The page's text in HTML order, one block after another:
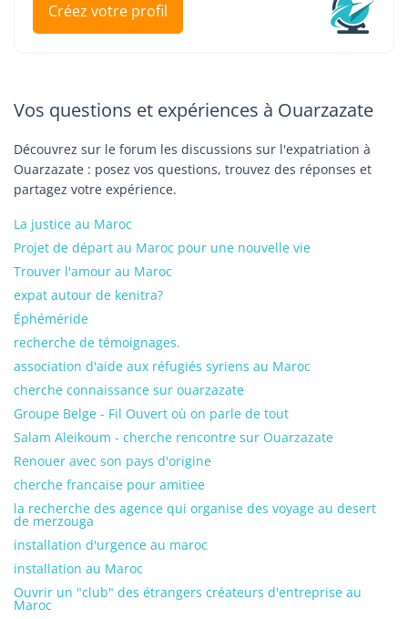
Créez votre profil
Vos questions et expériences à Ouarzazate
Découvrez sur le forum les discussions sur l'expatriation à
Ouarzazate : posez vos questions, trouvez des réponses et
partagez votre expérience.
La justice au Maroc
Projet de départ au Maroc pour une nouvelle vie
Trouver l'amour au Maroc
expat autour de kenitra?
Éphéméride
recherche de témoignages.
association d'aide aux réfugiés syriens au Maroc
cherche connaissance sur ouarzazate
Groupe Belge - Fil Ouvert où on parle de tout
Salam Aleikoum - cherche rencontre sur Ouarzazate
Renouer avec son pays d'origine
cherche francaise pour amitiee
la recherche des agence qui organise des voyage au desert
de merzouga
installation d'urgence au maroc
installation au Maroc
Ouvrir un "club" des étrangers créateurs d'entreprise au
Maroc